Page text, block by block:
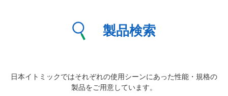
製品検索
日本イトミックではそれぞれの使用シーンにあった性能・規格の
製品をご用意しています。